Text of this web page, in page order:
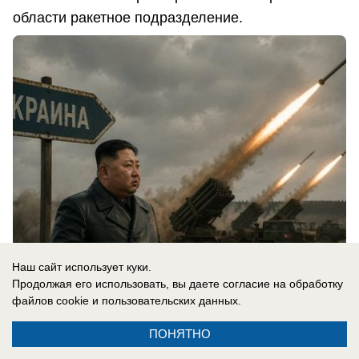
области ракетное подразделение.
05.08.2026
В России
Наш сайт использует куки.
Продолжая его использовать, вы даете согласие на обработку
файлов cookie и пользовательских данных.
ПОНЯТНО